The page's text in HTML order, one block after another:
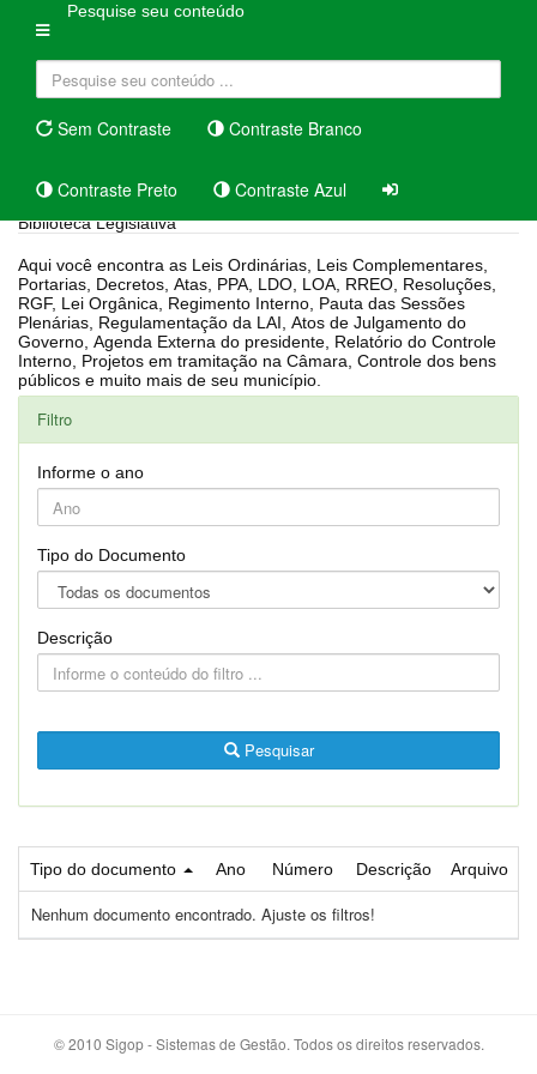
Pesquise seu conteúdo
Sem Contraste Contraste Branco
Contraste Preto Contraste Azul
Biblioteca Legislativa
Aqui você encontra as Leis Ordinárias, Leis Complementares,
Portarias, Decretos, Atas, PPA, LDO, LOA, RREO, Resoluções,
RGF, Lei Orgânica, Regimento Interno, Pauta das Sessões
Plenárias, Regulamentação da LAI, Atos de Julgamento do
Governo, Agenda Externa do presidente, Relatório do Controle
Interno, Projetos em tramitação na Câmara, Controle dos bens
públicos e muito mais de seu município.
Filtro
Informe o ano
Tipo do Documento
Descrição
Pesquisar
Tipo do documento Ano Número Descrição Arquivo
Nenhum documento encontrado. Ajuste os filtros!
© 2010 Sigop - Sistemas de Gestão. Todos os direitos reservados.